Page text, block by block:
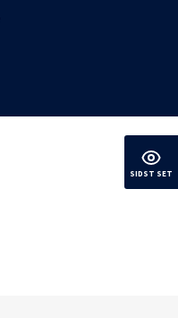
SIDST SET